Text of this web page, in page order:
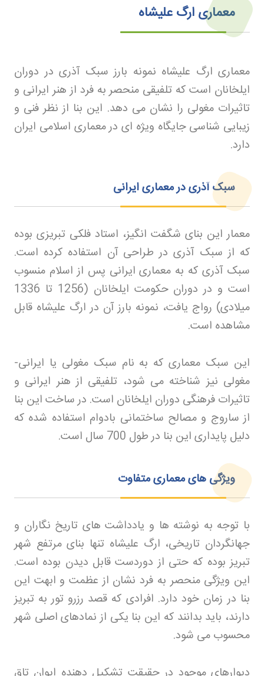
معماری ارگ علیشاه
معماری ارگ علیشاه نمونه بارز سبک آذری در دوران
ایلخانان است که تلفیقی منحصر به فرد از هنر ایرانی و
تاثیرات مغولی را نشان می دهد. این بنا از نظر فنی و
زیبایی شناسی جایگاه ویژه ای در معماری اسلامی ایران
دارد.
سبک آذری در معماری ایرانی
معمار این بنای شگفت انگیز، استاد فلکی تبریزی بوده
که از سبک آذری در طراحی آن استفاده کرده است.
سبک آذری که به معماری ایرانی پس از اسلام منسوب
است و در دوران حکومت ایلخانان (1256 تا 1336
میلادی) رواج یافت، نمونه بارز آن در ارگ علیشاه قابل
مشاهده است.
این سبک معماری که به نام سبک مغولی یا ایرانی-
مغولی نیز شناخته می شود، تلفیقی از هنر ایرانی و
تاثیرات فرهنگی دوران ایلخانان است. در ساخت این بنا
از ساروج و مصالح ساختمانی بادوام استفاده شده که
دلیل پایداری این بنا در طول 700 سال است
.
ویژگی های معماری متفاوت
با توجه به نوشته ها و یادداشت های تاریخ نگاران و
جهانگردان تاریخی، ارگ علیشاه تنها بنای مرتفع شهر
تبریز بوده که حتی از دوردست قابل دیدن بوده است.
این ویژگی منحصر به فرد نشان از عظمت و ابهت این
بنا در زمان خود دارد. افرادی که قصد رزرو تور به تبریز
دارند، باید بدانند که این بنا یکی از نمادهای اصلی شهر
محسوب می شود.